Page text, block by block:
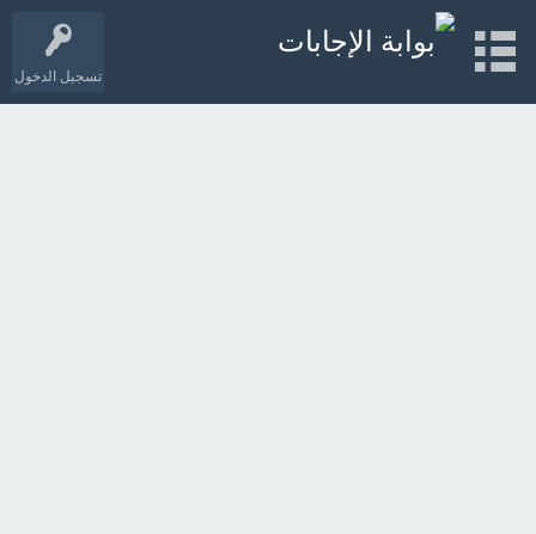
تسجيل الدخول